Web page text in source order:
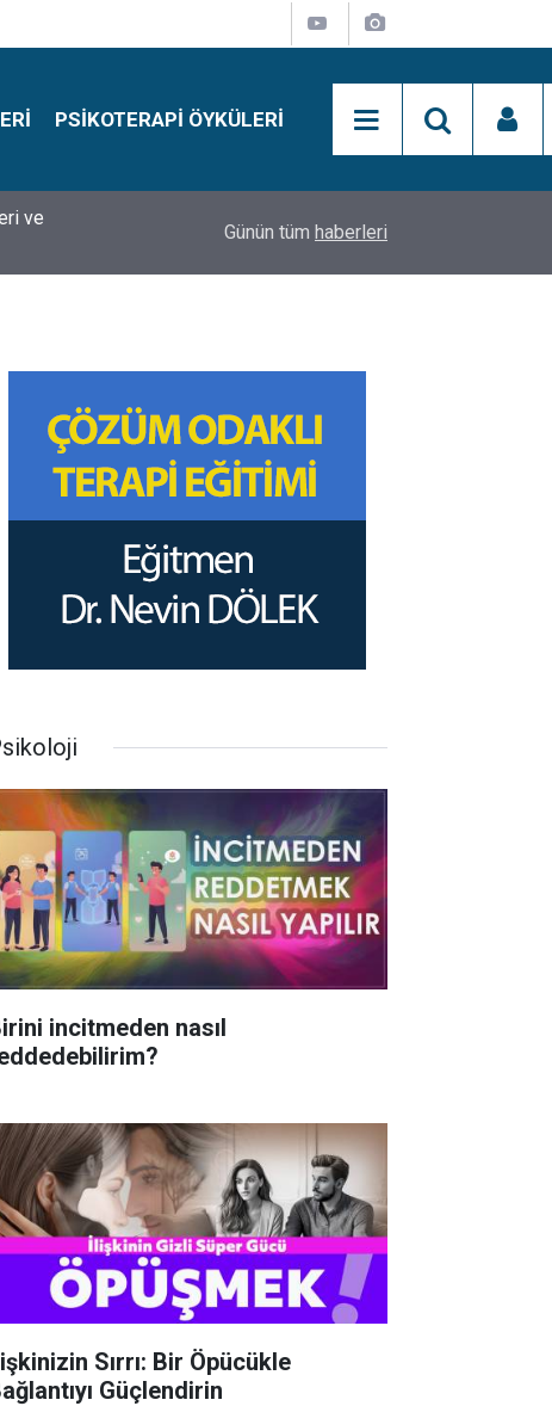
PSIKOTERAPI ÖYKÜLERI
Simon Says Dikkat Programı Nedir?
Günün tüm haberleri
incitmeden nasıl
Sırrı: Bir Öpücükle
Güçlendirin